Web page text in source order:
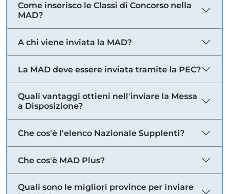
Come inserisco le Classi di Concorso nella
MAD?
A chi viene inviata la MAD?
La MAD deve essere inviata tramite la PEC?
Quali vantaggi ottieni nell'inviare la Messa
a Disposizione?
Che cos'è l'elenco Nazionale Supplenti?
Che cos'è MAD Plus?
Quali sono le migliori province per inviare